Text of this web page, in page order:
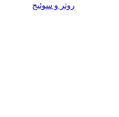
روتر و سوئیج